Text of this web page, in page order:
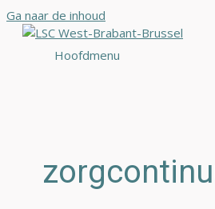
Ga naar de inhoud
Hoofdmenu